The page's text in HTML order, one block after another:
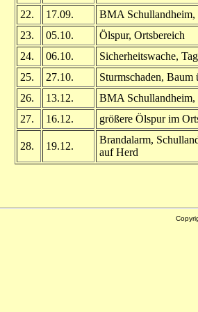
22.
17.09.
BMA Schullandheim,
23.
05.10.
Ölspur, Ortsbereich
24.
06.10.
Sicherheitswache,
25.
27.10.
Sturmschaden, Baum
26.
13.12.
BMA Schullandheim,
27.
16.12. größere Ölspur im
28. 19.12.
Brandalarm,
auf Herd